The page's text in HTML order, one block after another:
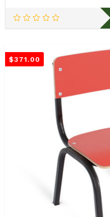
$371.00